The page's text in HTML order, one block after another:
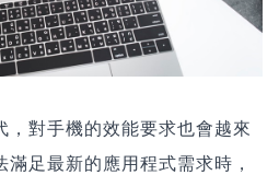
，對手機的效能要求也會越來
足最新的應用程式需求時，